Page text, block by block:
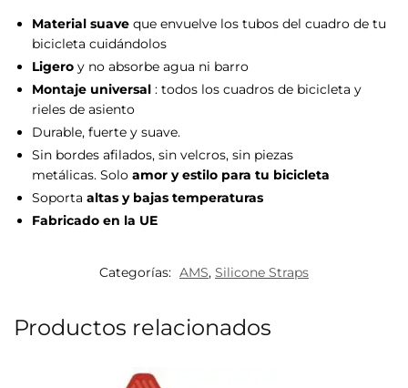
Material suave que envuelve los tubos del cuadro de tu
bicicleta cuidándolos
Ligero y no absorbe agua ni barro
Montaje universal : todos los cuadros de bicicleta y
rieles de asiento
Durable, fuerte y suave.
Sin bordes afilados, sin velcros, sin piezas
metálicas. Solo amor y estilo para tu bicicleta
Soporta altas y bajas temperaturas
Fabricado en la UE
Categorías: AMS, Silicone Straps
Productos relacionados